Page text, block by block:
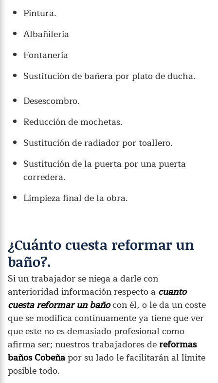
Pintura.
Albañileria
Fontaneria
Sustitución de bañera por plato de ducha.
Desescombro.
Reducción de mochetas.
Sustitución de radiador por toallero.
Sustitución de la puerta por una puerta
corredera.
Limpieza final de la obra.
¿Cuánto cuesta reformar un
baño?.
Si un trabajador se niega a darle con
anterioridad información respecto a cuanto
cuesta reformar un bañocon él, o le da un coste
que se modifica continuamente ya tiene que ver
que este no es demasiado profesional como
afirma ser; nuestros trabajadores dereformas
baños Cobeña por su lado le facilitarán al límite
posible todo.